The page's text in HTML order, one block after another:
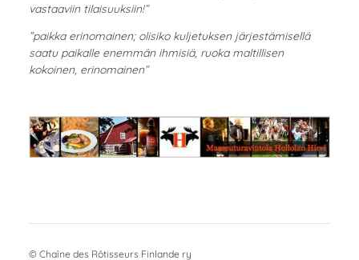
vastaaviin tilaisuuksiin!”
”paikka erinomainen; olisiko kuljetuksen järjestämisellä
saatu paikalle enemmän ihmisiä, ruoka maltillisen
kokoinen, erinomainen”
© Chaîne des Rôtisseurs Finlande ry